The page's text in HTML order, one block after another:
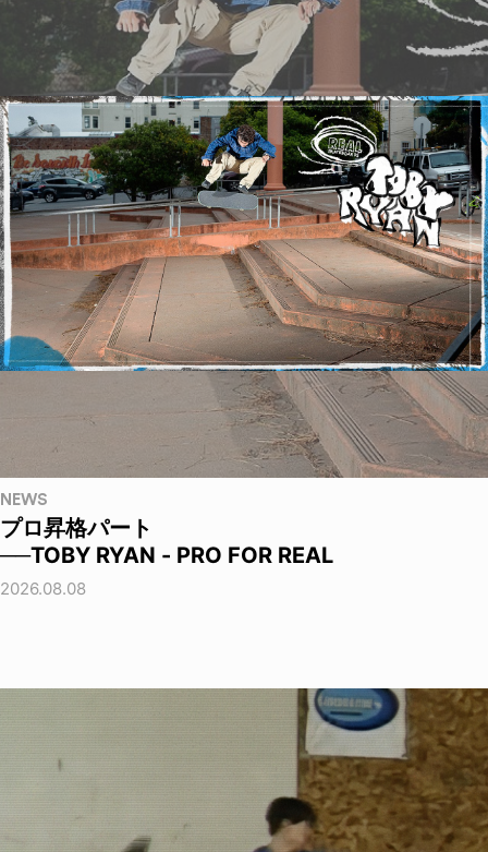
NEWS
プロ昇格パート
──TOBY RYAN - PRO FOR REAL
2026.08.08